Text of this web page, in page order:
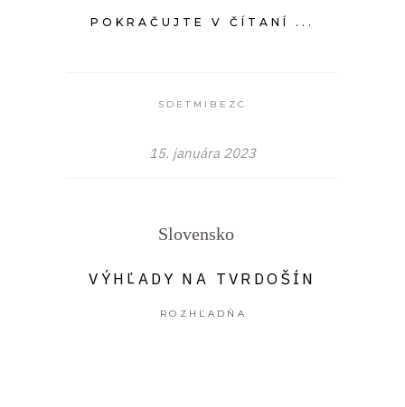
POKRAČUJTE V ČÍTANÍ ...
SDETMIBEZC
15. januára 2023
Slovensko
VÝHĽADY NA TVRDOŠÍN
ROZHĽADŇA